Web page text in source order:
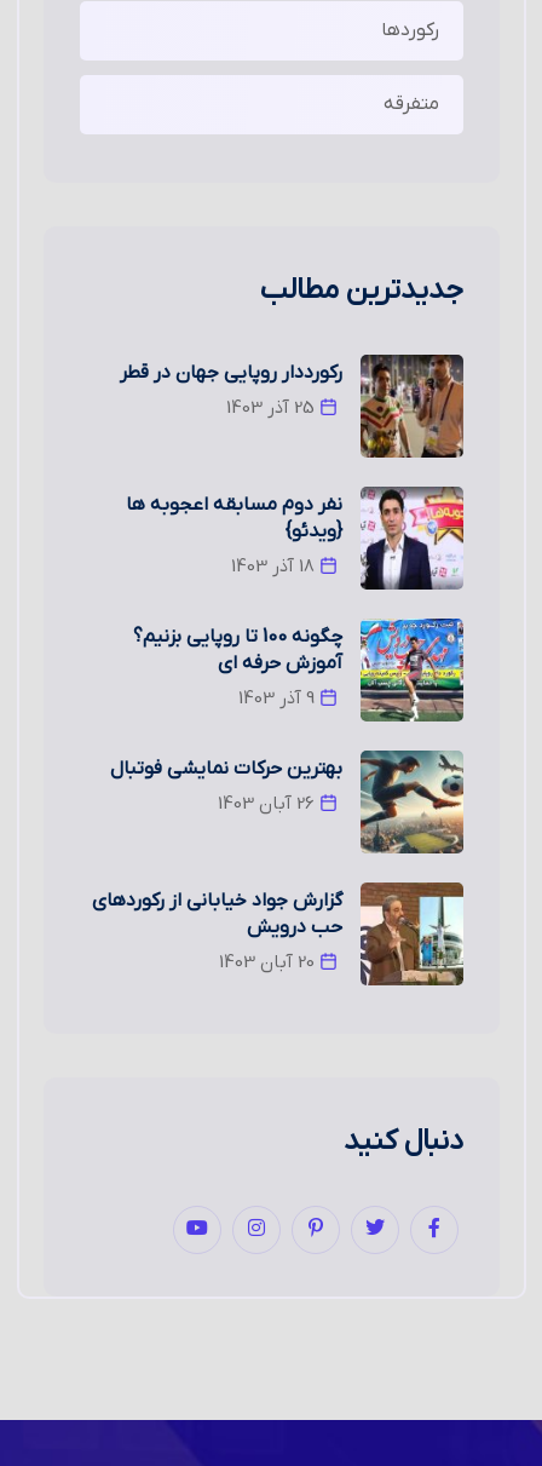
رکوردها
متفرقه
جدیدترین مطالب
رکورددار روپایی جهان در قطر
نفر دوم مسابقه اعجوبه ها
{ویدئو}
چگونه 100 تا روپایی بزنیم؟
آموزش حرفه ای
9 آذر 1403
بهترین حرکات نمایشی فوتبال
گزارش جواد خیابانی از رکوردهای
حب درویش
دنبال کنید